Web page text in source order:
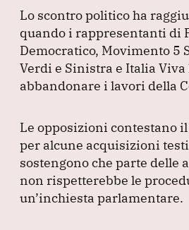
Lo scontro politico ha
quando i rappresentanti di
Democratico, Movimento 5
Verdi e Sinistra e Italia
abbandonare i lavori della
Le opposizioni contestano
per alcune acquisizioni
sostengono che parte
non rispetterebbe le
un’inchiesta parlamentare.